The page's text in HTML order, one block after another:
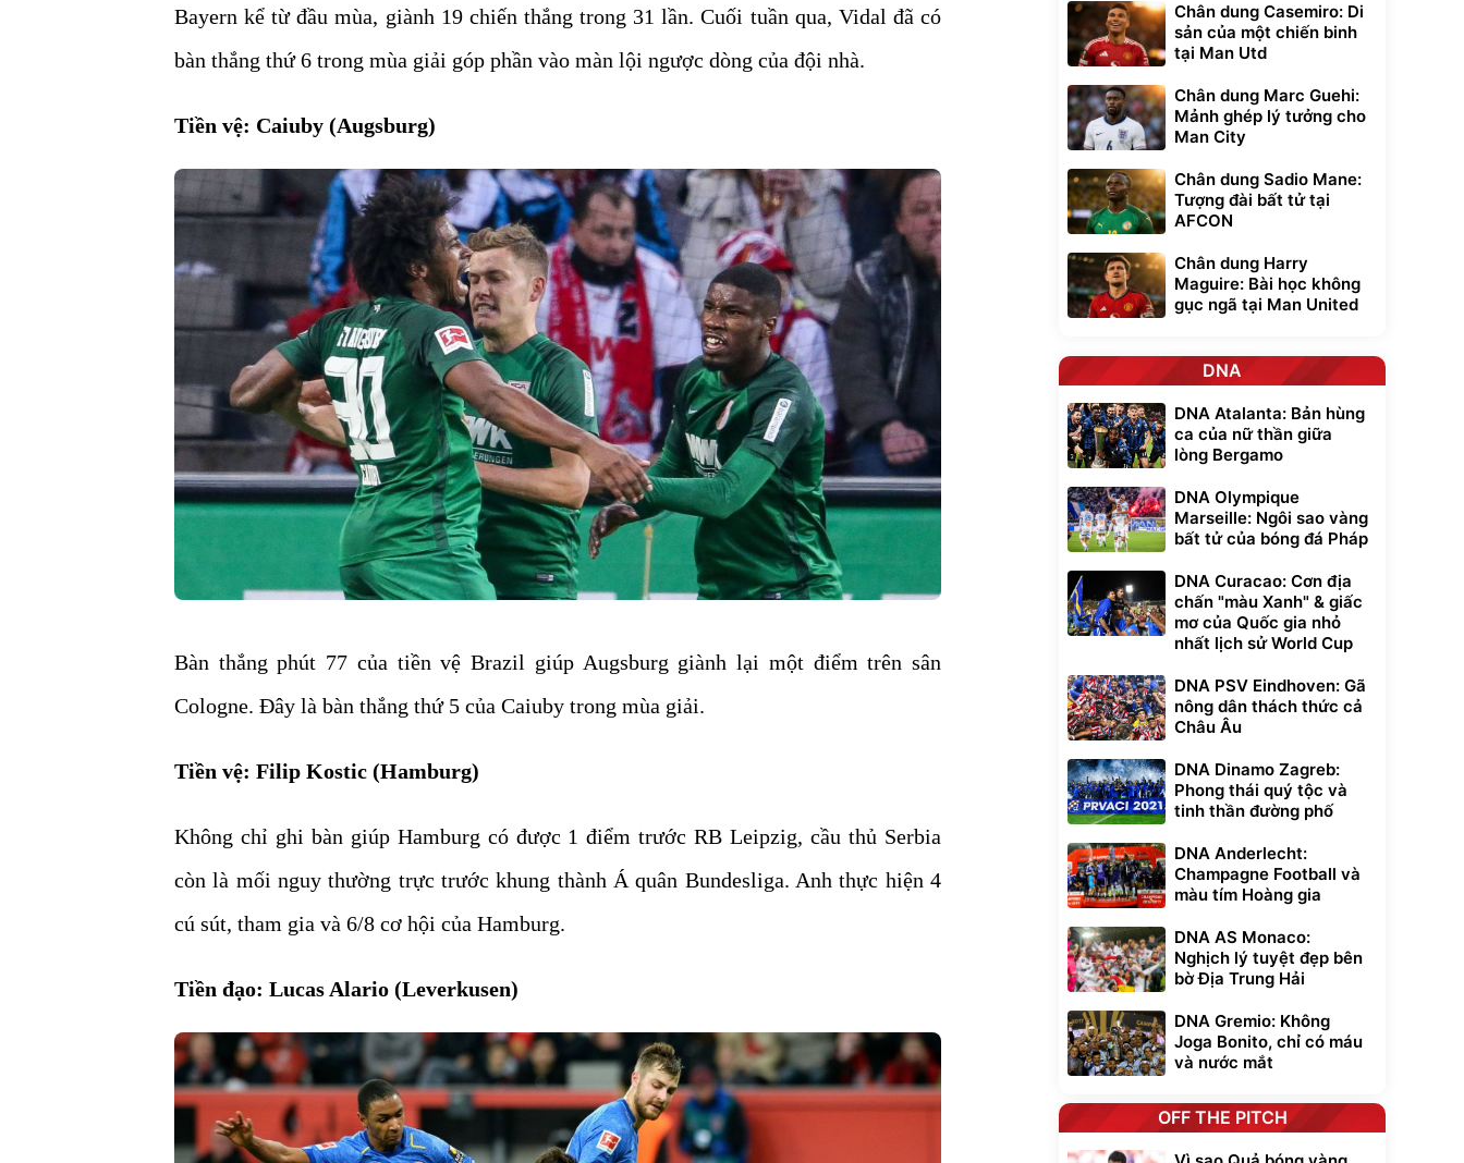
Bayern kể từ đầu mùa, giành 19 chiến thắng trong 31 lần. Cuối tuần qua, Vidal đã có
bàn thắng thứ 6 trong mùa giải góp phần vào màn lội ngược dòng của đội nhà.
Tiền vệ: Caiuby (Augsburg)
Bàn thắng phút 77 của tiền vệ Brazil giúp Augsburg giành lại một điểm trên sân
Cologne. Đây là bàn thắng thứ 5 của Caiuby trong mùa giải.
Tiền vệ: Filip Kostic (Hamburg)
Không chỉ ghi bàn giúp Hamburg có được 1 điểm trước RB Leipzig, cầu thủ Serbia
còn là mối nguy thường trực trước khung thành Á quân Bundesliga. Anh thực hiện 4
cú sút, tham gia và 6/8 cơ hội của Hamburg.
Tiền đạo: Lucas Alario (Leverkusen)
Chân dung Casemiro: Di
sản của một chiến binh
tại Man Utd
Chân dung Marc Guehi:
Mảnh ghép lý tưởng cho
Man City
Chân dung Sadio Mane:
Tượng đài bất tử tại
AFCON
Chân dung Harry
Maguire: Bài học không
gục ngã tại Man United
DNA
DNA Atalanta: Bản hùng
ca của nữ thần giữa
lòng Bergamo
DNA Olympique
Marseille: Ngôi sao vàng
bất tử của bóng đá Pháp
DNA Curacao: Cơn địa
chấn "màu Xanh" & giấc
mơ của Quốc gia nhỏ
nhất lịch sử World Cup
DNA PSV Eindhoven: Gã
nông dân thách thức cả
Châu Âu
DNA Dinamo Zagreb:
Phong thái quý tộc và
tinh thần đường phố
DNA Anderlecht:
Champagne Football và
màu tím Hoàng gia
DNA AS Monaco:
Nghịch lý tuyệt đẹp bên
bờ Địa Trung Hải
DNA Gremio: Không
Joga Bonito, chỉ có máu
và nước mắt
OFF THE PITCH